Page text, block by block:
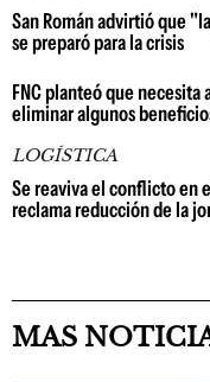
San Román advirtió que
se preparó para la crisis
FNC planteó que
eliminar algunos
LOGÍSTICA
Se reaviva el conflicto en
reclama reducción de la
MAS